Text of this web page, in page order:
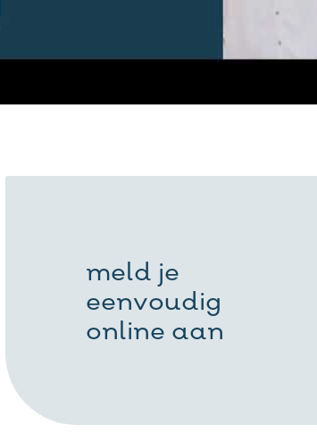
meld je
eenvoudig
online aan